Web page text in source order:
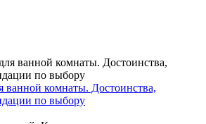
комнаты. Достоинства,
по выбору